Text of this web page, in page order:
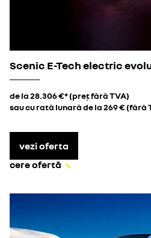
Scenic E-Tech electric
de la 28.306 €* (preț fără TVA)
sau cu rată lunară de la 269 € (fără
vezi oferta
cere ofertă